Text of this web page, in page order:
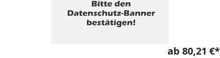
ab 80,21 €*